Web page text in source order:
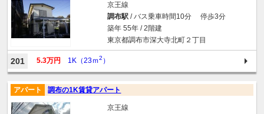
京王線
調布駅/ バス乗車時間10分 停歩3分
築年 55年 / 2階建
東京都調布市深大寺北町２丁目
201 5.3万円 1K（23ｍ2 ）
アパート 調布の1K賃貸アパート
京王線